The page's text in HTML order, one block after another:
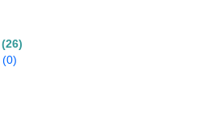
(26)
(0)